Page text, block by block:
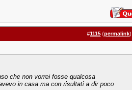
#1115 (permalink)
che non vorrei fosse qualcosa
in casa ma con risultati a dir poco